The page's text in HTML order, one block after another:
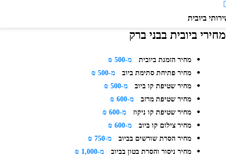
ביובית
ביובית בבני ברק
מחיר הזמנת ביובית
מ-500 ₪
מחיר פתיחת סתימת ביוב
מ-500 ₪
מחיר שטיפת קו ביוב
מ-500 ₪
מחיר שטיפת מרזב
מ-600 ₪
מחיר שטיפת קו ניקוז
מ-600 ₪
מחיר צילום קו ביוב
מ-600 ₪
מחיר הסרת שורשים בביוב
מ-750 ₪
מחיר ניסור והסרת בטון בביוב
מ-1,000 ₪